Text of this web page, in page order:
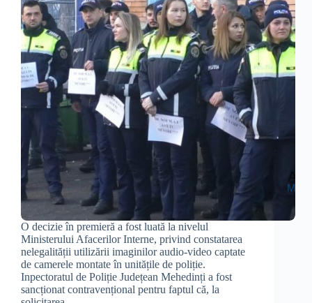
O decizie în premieră a fost luată la nivelul
Ministerului Afacerilor Interne, privind constatarea
nelegalității utilizării imaginilor audio-video captate
de camerele montate în unitățile de poliție.
Inpectoratul de Poliție Județean Mehedinți a fost
sancționat contravențional pentru faptul că, la